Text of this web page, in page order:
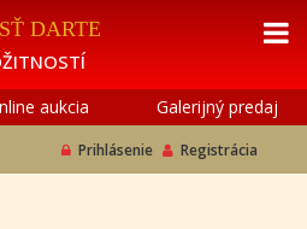
DARTE
aukcia Galerijný predaj
Prihlásenie Registrácia